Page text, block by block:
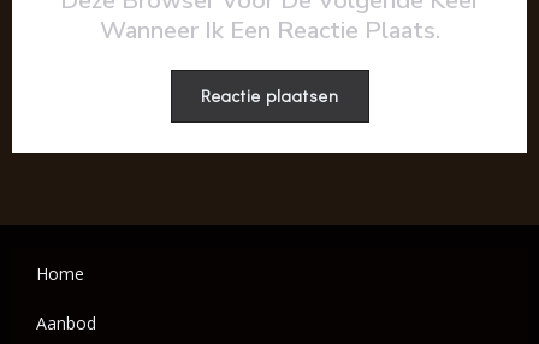
Wanneer Ik Een Reactie Plaats.
Home
Aanbod